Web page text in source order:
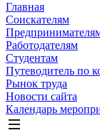
Главная
Соискателям
Работодателям
Студентам
Путеводитель по
Рынок труда
Новости сайта
Календарь